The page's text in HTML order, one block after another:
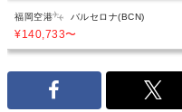
福岡空港 バルセロナ(BCN)
¥140,733〜